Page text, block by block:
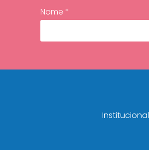
Nome *
Institucional